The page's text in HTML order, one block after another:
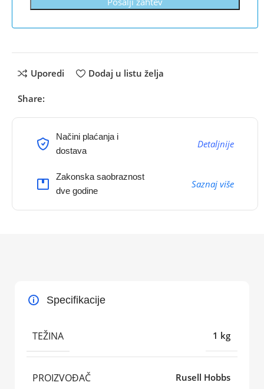
Uporedi Dodaj u listu želja
Share:
Načini plaćanja i
dostava
Detaljnije
Zakonska saobraznost
dve godine
Saznaj više
Specifikacije
TEŽINA 1 kg
PROIZVOĐAČ Rusell Hobbs